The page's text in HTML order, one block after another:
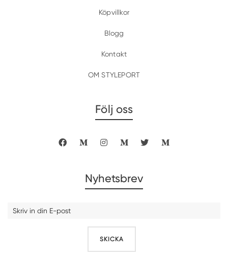
Köpvillkor
Blogg
Kontakt
OM STYLEPORT
Följ oss
Nyhetsbrev